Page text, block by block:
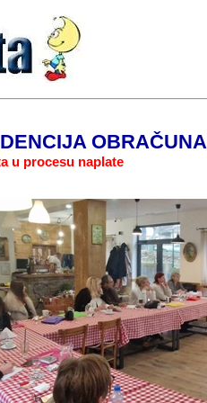
u procesu naplate